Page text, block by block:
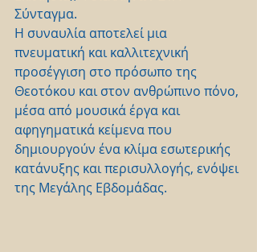
Σύνταγμα.
Η συναυλία αποτελεί μια
πνευματική και καλλιτεχνική
προσέγγιση στο πρόσωπο της
Θεοτόκου και στον ανθρώπινο πόνο,
μέσα από μουσικά έργα και
αφηγηματικά κείμενα που
δημιουργούν ένα κλίμα εσωτερικής
κατάνυξης και περισυλλογής, ενόψει
της Μεγάλης Εβδομάδας.